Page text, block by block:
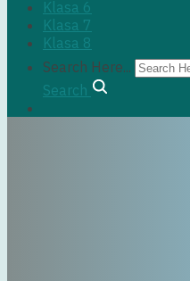
Klasa 6
Klasa 7
Klasa 8
Search Here...
Search